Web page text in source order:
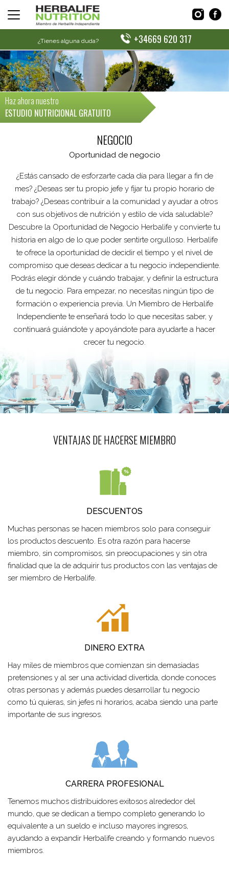
¿Tienes alguna duda? +34669 620 317
Haz ahora nuestro
ESTUDIO NUTRICIONAL GRATUITO
NEGOCIO
Oportunidad de negocio
¿Estás cansado de esforzarte cada día para llegar a fin de
mes? ¿Deseas ser tu propio jefe y fijar tu propio horario de
trabajo? ¿Deseas contribuir a la comunidad y ayudar a otros
con sus objetivos de nutrición y estilo de vida saludable?
Descubre la Oportunidad de Negocio Herbalife y convierte tu
historia en algo de lo que poder sentirte orgulloso. Herbalife
te ofrece la oportunidad de decidir el tiempo y el nivel de
compromiso que deseas dedicar a tu negocio independiente.
Podrás elegir dónde y cuándo trabajar, y definir la estructura
de tu negocio. Para empezar, no necesitas ningún tipo de
formación o experiencia previa. Un Miembro de Herbalife
Independiente te enseñará todo lo que necesitas saber, y
continuará guiándote y apoyándote para ayudarte a hacer
crecer tu negocio.
VENTAJAS DE HACERSE MIEMBRO
DESCUENTOS
Muchas personas se hacen miembros solo para conseguir
los productos descuento. Es otra razón para hacerse
miembro, sin compromisos, sin preocupaciones y sin otra
finalidad que la de adquirir tus productos con las ventajas de
ser miembro de Herbalife.
DINERO EXTRA
Hay miles de miembros que comienzan sin demasiadas
pretensiones y al ser una actividad divertida, donde conoces
otras personas y además puedes desarrollar tu negocio
como tú quieras, sin jefes ni horarios, acaba siendo una parte
importante de sus ingresos.
CARRERA PROFESIONAL
Tenemos muchos distribuidores exitosos alrededor del
mundo, que se dedican a tiempo completo generando lo
equivalente a un sueldo e incluso mayores ingresos,
ayudando a expandir Herbalife creando y formando nuevos
miembros.